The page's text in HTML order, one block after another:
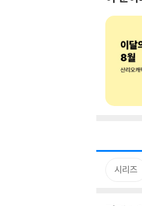
시리즈